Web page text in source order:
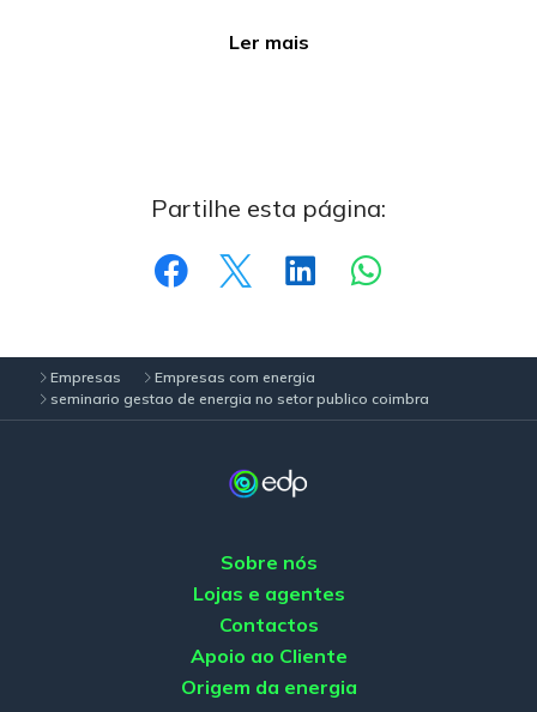
Ler mais
Partilhe esta página:
Empresas
Empresas com energia
seminario gestao de energia no setor publico coimbra
Sobre nós
Lojas e agentes
Contactos
Apoio ao Cliente
Origem da energia